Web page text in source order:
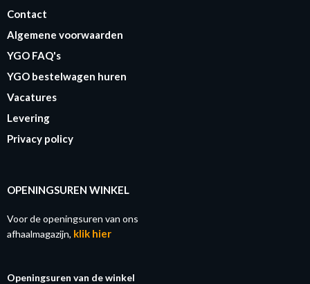
Contact
Algemene voorwaarden
YGO FAQ's
YGO bestelwagen huren
Vacatures
Levering
Privacy policy
OPENINGSUREN WINKEL
Voor de openingsuren van ons
afhaalmagazijn, klik hier
Openingsuren van de winkel